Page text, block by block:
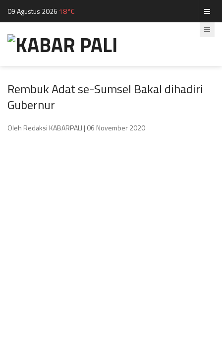
09 Agustus 2026 18°C
Rembuk Adat se-Sumsel Bakal dihadiri
Gubernur
Oleh Redaksi KABARPALI | 06 November 2020